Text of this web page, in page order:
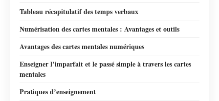
Tableau récapitulatif des temps verbaux
Numérisation des cartes mentales : Avantages et outils
Avantages des cartes mentales numériques
Enseigner l’imparfait et le passé simple à travers les cartes
mentales
Pratiques d’enseignement